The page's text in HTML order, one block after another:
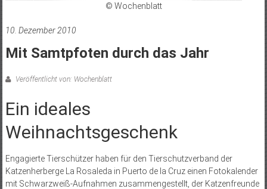
© Wochenblatt
10. Dezember 2010
Mit Samtpfoten durch das Jahr
Veröffentlicht von: Wochenblatt
Ein ideales
Weihnachtsgeschenk
Engagierte Tierschützer haben für den Tierschutzverband der
Katzenherberge La Rosaleda in Puerto de la Cruz einen Fotokalender
mit Schwarzweiß-Aufnahmen zusammengestellt, der Katzenfreunde